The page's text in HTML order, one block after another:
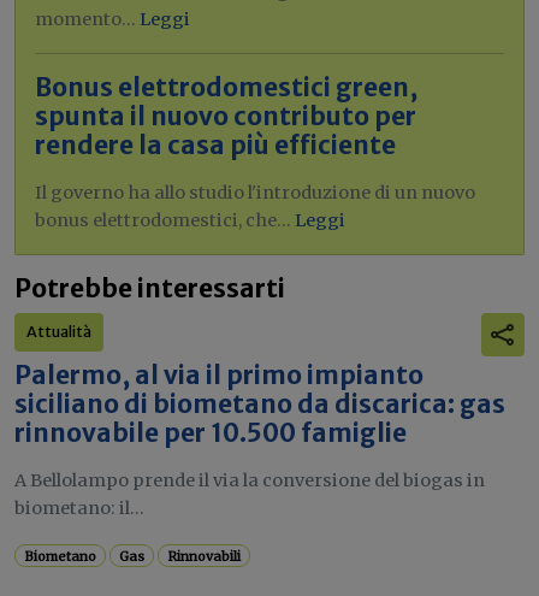
momento... Leggi
Bonus elettrodomestici green,
spunta il nuovo contributo per
rendere la casa più efficiente
Il governo ha allo studio l'introduzione di un nuovo
bonus elettrodomestici, che... Leggi
Potrebbe interessarti
Attualità
Palermo, al via il primo impianto
siciliano di biometano da discarica: gas
rinnovabile per 10.500 famiglie
A Bellolampo prende il via la conversione del biogas in
biometano: il...
Biometano Gas Rinnovabili